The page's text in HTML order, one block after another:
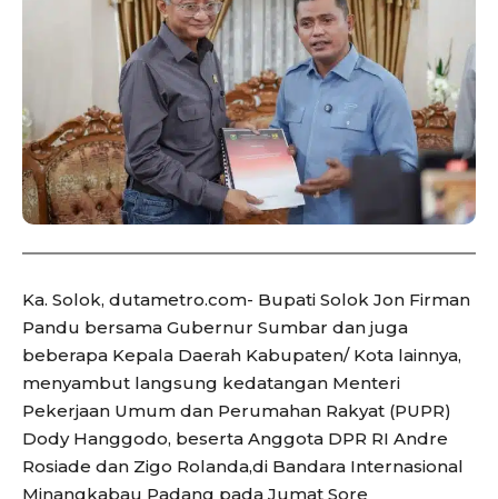
Ka. Solok, dutametro.com- Bupati Solok Jon Firman
Pandu bersama Gubernur Sumbar dan juga
beberapa Kepala Daerah Kabupaten/ Kota lainnya,
menyambut langsung kedatangan Menteri
Pekerjaan Umum dan Perumahan Rakyat (PUPR)
Dody Hanggodo, beserta Anggota DPR RI Andre
Rosiade dan Zigo Rolanda,di Bandara Internasional
Minangkabau Padang pada Jumat Sore